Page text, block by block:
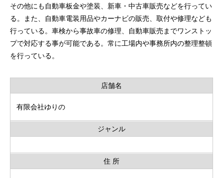
その他にも自動車板金や塗装、新車・中古車販売などを行ってい
る。また、自動車電装用品やカーナビの販売、取付や修理なども
行っている。車検から事故車の修理、自動車販売までワンストッ
プで対応する事が可能である。常に工場内や事務所内の整理整頓
を行っている。
店舗名
有限会社ゆりの
ジャンル
住 所